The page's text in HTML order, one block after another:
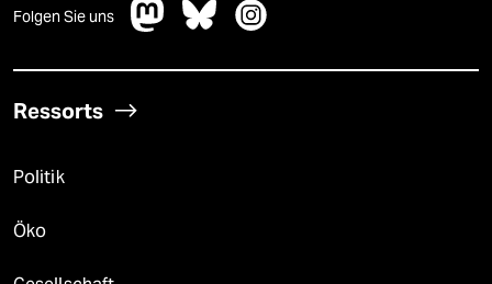
Folgen Sie uns
Ressorts
Politik
Öko